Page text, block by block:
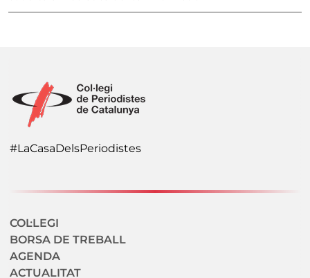
#LaCasaDelsPeriodistes
Navegació secundaria
COL·LEGI
BORSA DE TREBALL
AGENDA
ACTUALITAT